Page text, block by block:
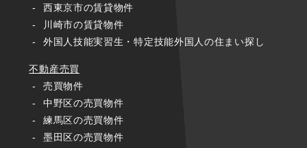
西東京市の賃貸物件
川崎市の賃貸物件
外国人技能実習生・特定技能外国人の住まい探し
不動産売買
売買物件
中野区の売買物件
練馬区の売買物件
墨田区の売買物件